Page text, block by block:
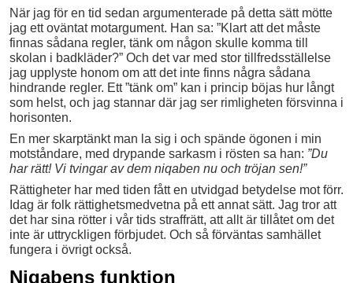
När jag för en tid sedan argumenterade på detta sätt mötte
jag ett oväntat motargument. Han sa: ”Klart att det måste
finnas sådana regler, tänk om någon skulle komma till
skolan i badkläder?” Och det var med stor tillfredsställelse
jag upplyste honom om att det inte finns några sådana
hindrande regler. Ett ”tänk om” kan i princip böjas hur långt
som helst, och jag stannar där jag ser rimligheten försvinna i
horisonten.
En mer skarptänkt man la sig i och spände ögonen i min
motståndare, med drypande sarkasm i rösten sa han: ”Du
har rätt! Vi tvingar av dem niqaben nu och tröjan sen!”
Rättigheter har med tiden fått en utvidgad betydelse mot förr.
Idag är folk rättighetsmedvetna på ett annat sätt. Jag tror att
det har sina rötter i vår tids straffrätt, att allt är tillåtet om det
inte är uttryckligen förbjudet. Och så förväntas samhället
fungera i övrigt också.
Niqabens funktion